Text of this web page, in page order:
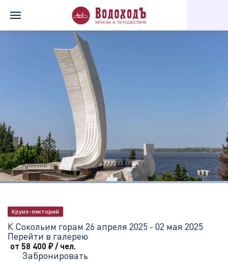
Круиз-лекторий
К Сокольим горам 26 апреля 2025 - 02 мая 2025
Перейти в галерею
от 58 400 ₽/ чел.
Забронировать